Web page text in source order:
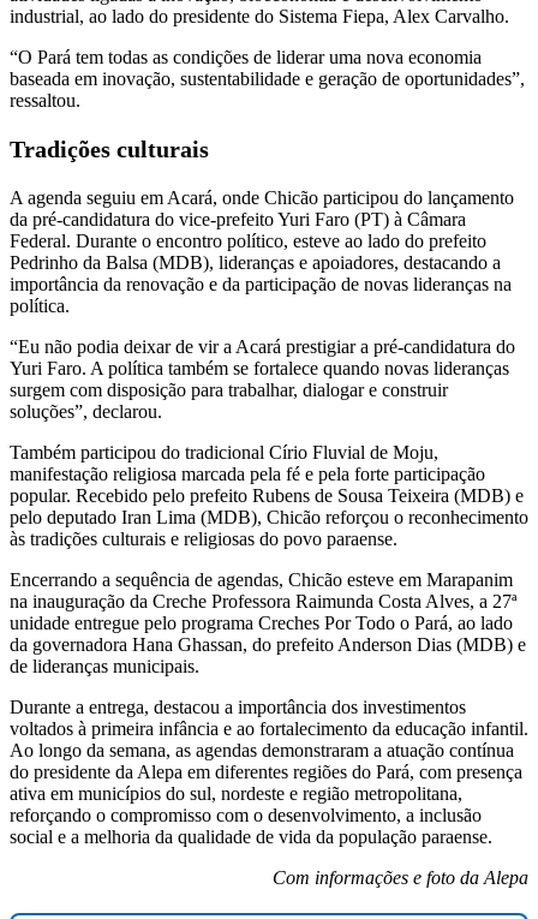
industrial, ao lado do presidente do Sistema Fiepa, Alex Carvalho.
“O Pará tem todas as condições de liderar uma nova economia
baseada em inovação, sustentabilidade e geração de oportunidades”,
ressaltou.
Tradições culturais
A agenda seguiu em Acará, onde Chicão participou do lançamento
da pré-candidatura do vice-prefeito Yuri Faro (PT) à Câmara
Federal. Durante o encontro político, esteve ao lado do prefeito
Pedrinho da Balsa (MDB), lideranças e apoiadores, destacando a
importância da renovação e da participação de novas lideranças na
política.
“Eu não podia deixar de vir a Acará prestigiar a pré-candidatura do
Yuri Faro. A política também se fortalece quando novas lideranças
surgem com disposição para trabalhar, dialogar e construir
soluções”, declarou.
Também participou do tradicional Círio Fluvial de Moju,
manifestação religiosa marcada pela fé e pela forte participação
popular. Recebido pelo prefeito Rubens de Sousa Teixeira (MDB) e
pelo deputado Iran Lima (MDB), Chicão reforçou o reconhecimento
às tradições culturais e religiosas do povo paraense.
Encerrando a sequência de agendas, Chicão esteve em Marapanim
na inauguração da Creche Professora Raimunda Costa Alves, a 27ª
unidade entregue pelo programa Creches Por Todo o Pará, ao lado
da governadora Hana Ghassan, do prefeito Anderson Dias (MDB) e
de lideranças municipais.
Durante a entrega, destacou a importância dos investimentos
voltados à primeira infância e ao fortalecimento da educação infantil.
Ao longo da semana, as agendas demonstraram a atuação contínua
do presidente da Alepa em diferentes regiões do Pará, com presença
ativa em municípios do sul, nordeste e região metropolitana,
reforçando o compromisso com o desenvolvimento, a inclusão
social e a melhoria da qualidade de vida da população paraense.
Com informações e foto da Alepa